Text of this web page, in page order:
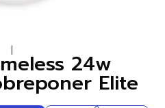
| 24w
Elite